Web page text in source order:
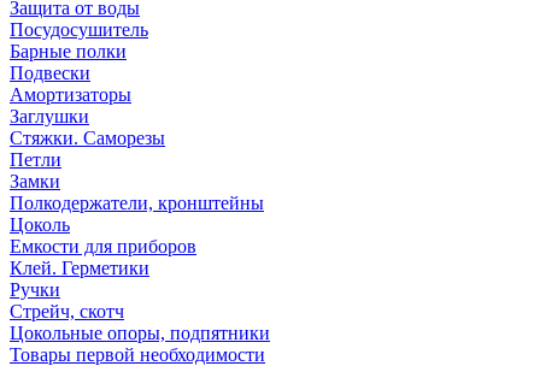
Защита от воды
Посудосушитель
Барные полки
Подвески
Амортизаторы
Заглушки
Стяжки. Саморезы
Петли
Замки
Полкодержатели, кронштейны
Цоколь
Емкости для приборов
Клей. Герметики
Ручки
Стрейч, скотч
Цокольные опоры, подпятники
Товары первой необходимости